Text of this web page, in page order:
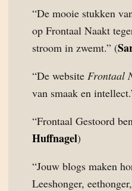
“De mooie stukken
op Frontaal Naakt
stroom in zwemt.” (
“De website Frontaal
van smaak en
“Frontaal Gestoord
Huffnagel)
“Jouw blogs maken
Leeshonger,